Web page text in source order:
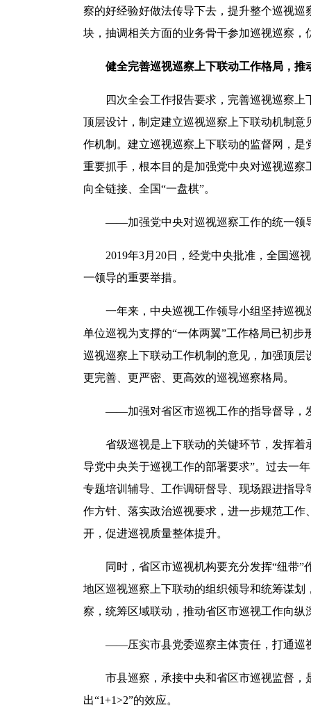
察的好经验好做法传导下去，提升整个巡视
块，抽调相关方面的业务骨干参加巡视巡察，
健全完善巡视巡察上下联动工作格局，推
四次全会工作报告要求，完善巡视巡察上
顶层设计，制定建立巡视巡察上下联动机制
作机制。建立巡视巡察上下联动的监督网，
重要抓手，根本目的是加强党中央对巡视巡
向全链接、全国“一盘棋”。
——加强党中央对巡视巡察工作的统一领导
2019年3月20日，经党中央批准，全国巡视
一领导的重要举措。
一年来，中央巡视工作领导小组坚持巡视
单位巡视为支撑的“一体两翼”工作格局已初
巡视巡察上下联动工作机制的意见，加强顶
更完善、更严密、更高效的巡视巡察格局。
——加强对省区市巡视工作的指导督导，
省级巡视是上下联动的关键环节，发挥着
导党中央关于巡视工作的部署要求”。过去一
专题培训辅导、工作调研督导、现场跟进指
作方针、落实政治巡视要求，进一步规范工
开，促进巡视质量整体提升。
同时，省区市巡视机构要充分发挥“纽带”
地区巡视巡察上下联动的组织领导和统筹谋
察，统筹区域联动，推动省区市巡视工作向纵
——压实市县党委巡察主体责任，打通巡视
市县巡察，承接中央和省区市巡视监督，
出“1+1>2”的效应。